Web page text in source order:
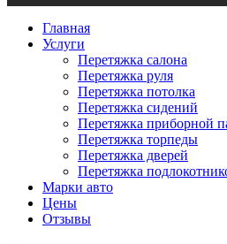
Главная
Услуги
Перетяжка салона
Перетяжка руля
Перетяжка потолка
Перетяжка сидений
Перетяжка приборной
Перетяжка торпеды
Перетяжка дверей
Перетяжка
Марки авто
Цены
Отзывы